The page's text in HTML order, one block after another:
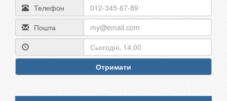
Телефон
Пошта
Отримати